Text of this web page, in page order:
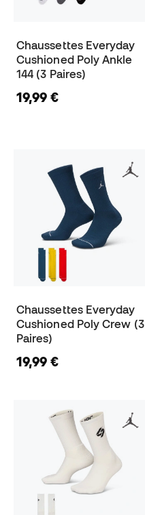
Chaussettes Everyday
Cushioned Poly Ankle
144 (3 Paires)
19,99 €
Chaussettes Everyday
Cushioned Poly Crew (3
Paires)
19,99 €